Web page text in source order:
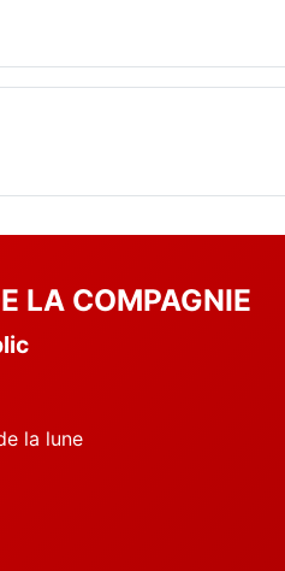
LA COMPAGNIE
la lune